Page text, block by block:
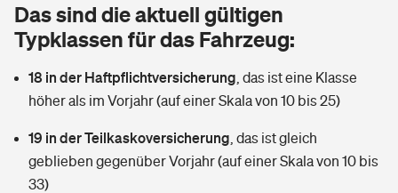
Rentenrechner: Wie viel Geld bekomme ich im Alter?
Wer versichert was: Jetzt Versicherer finden
Vermieterrrechtsschutz
Mietkautionsversicherung
Zur Übersicht
Kinderunfall­ver­si­che­rung
Reiseversicherung
Tierkrankenversicherung
Zur Übersicht
Tools
Das sind die aktuell gültigen
Typklassen für das Fahrzeug:
18 in der Haftpflichtversicherung das ist eine Klasse
höher als im Vorjahr (auf einer Skala von 10 bis 25)
19 in der Teilkaskoversicherung das ist gleich
geblieben gegenüber Vorjahr (auf einer Skala von 10 bis
33)